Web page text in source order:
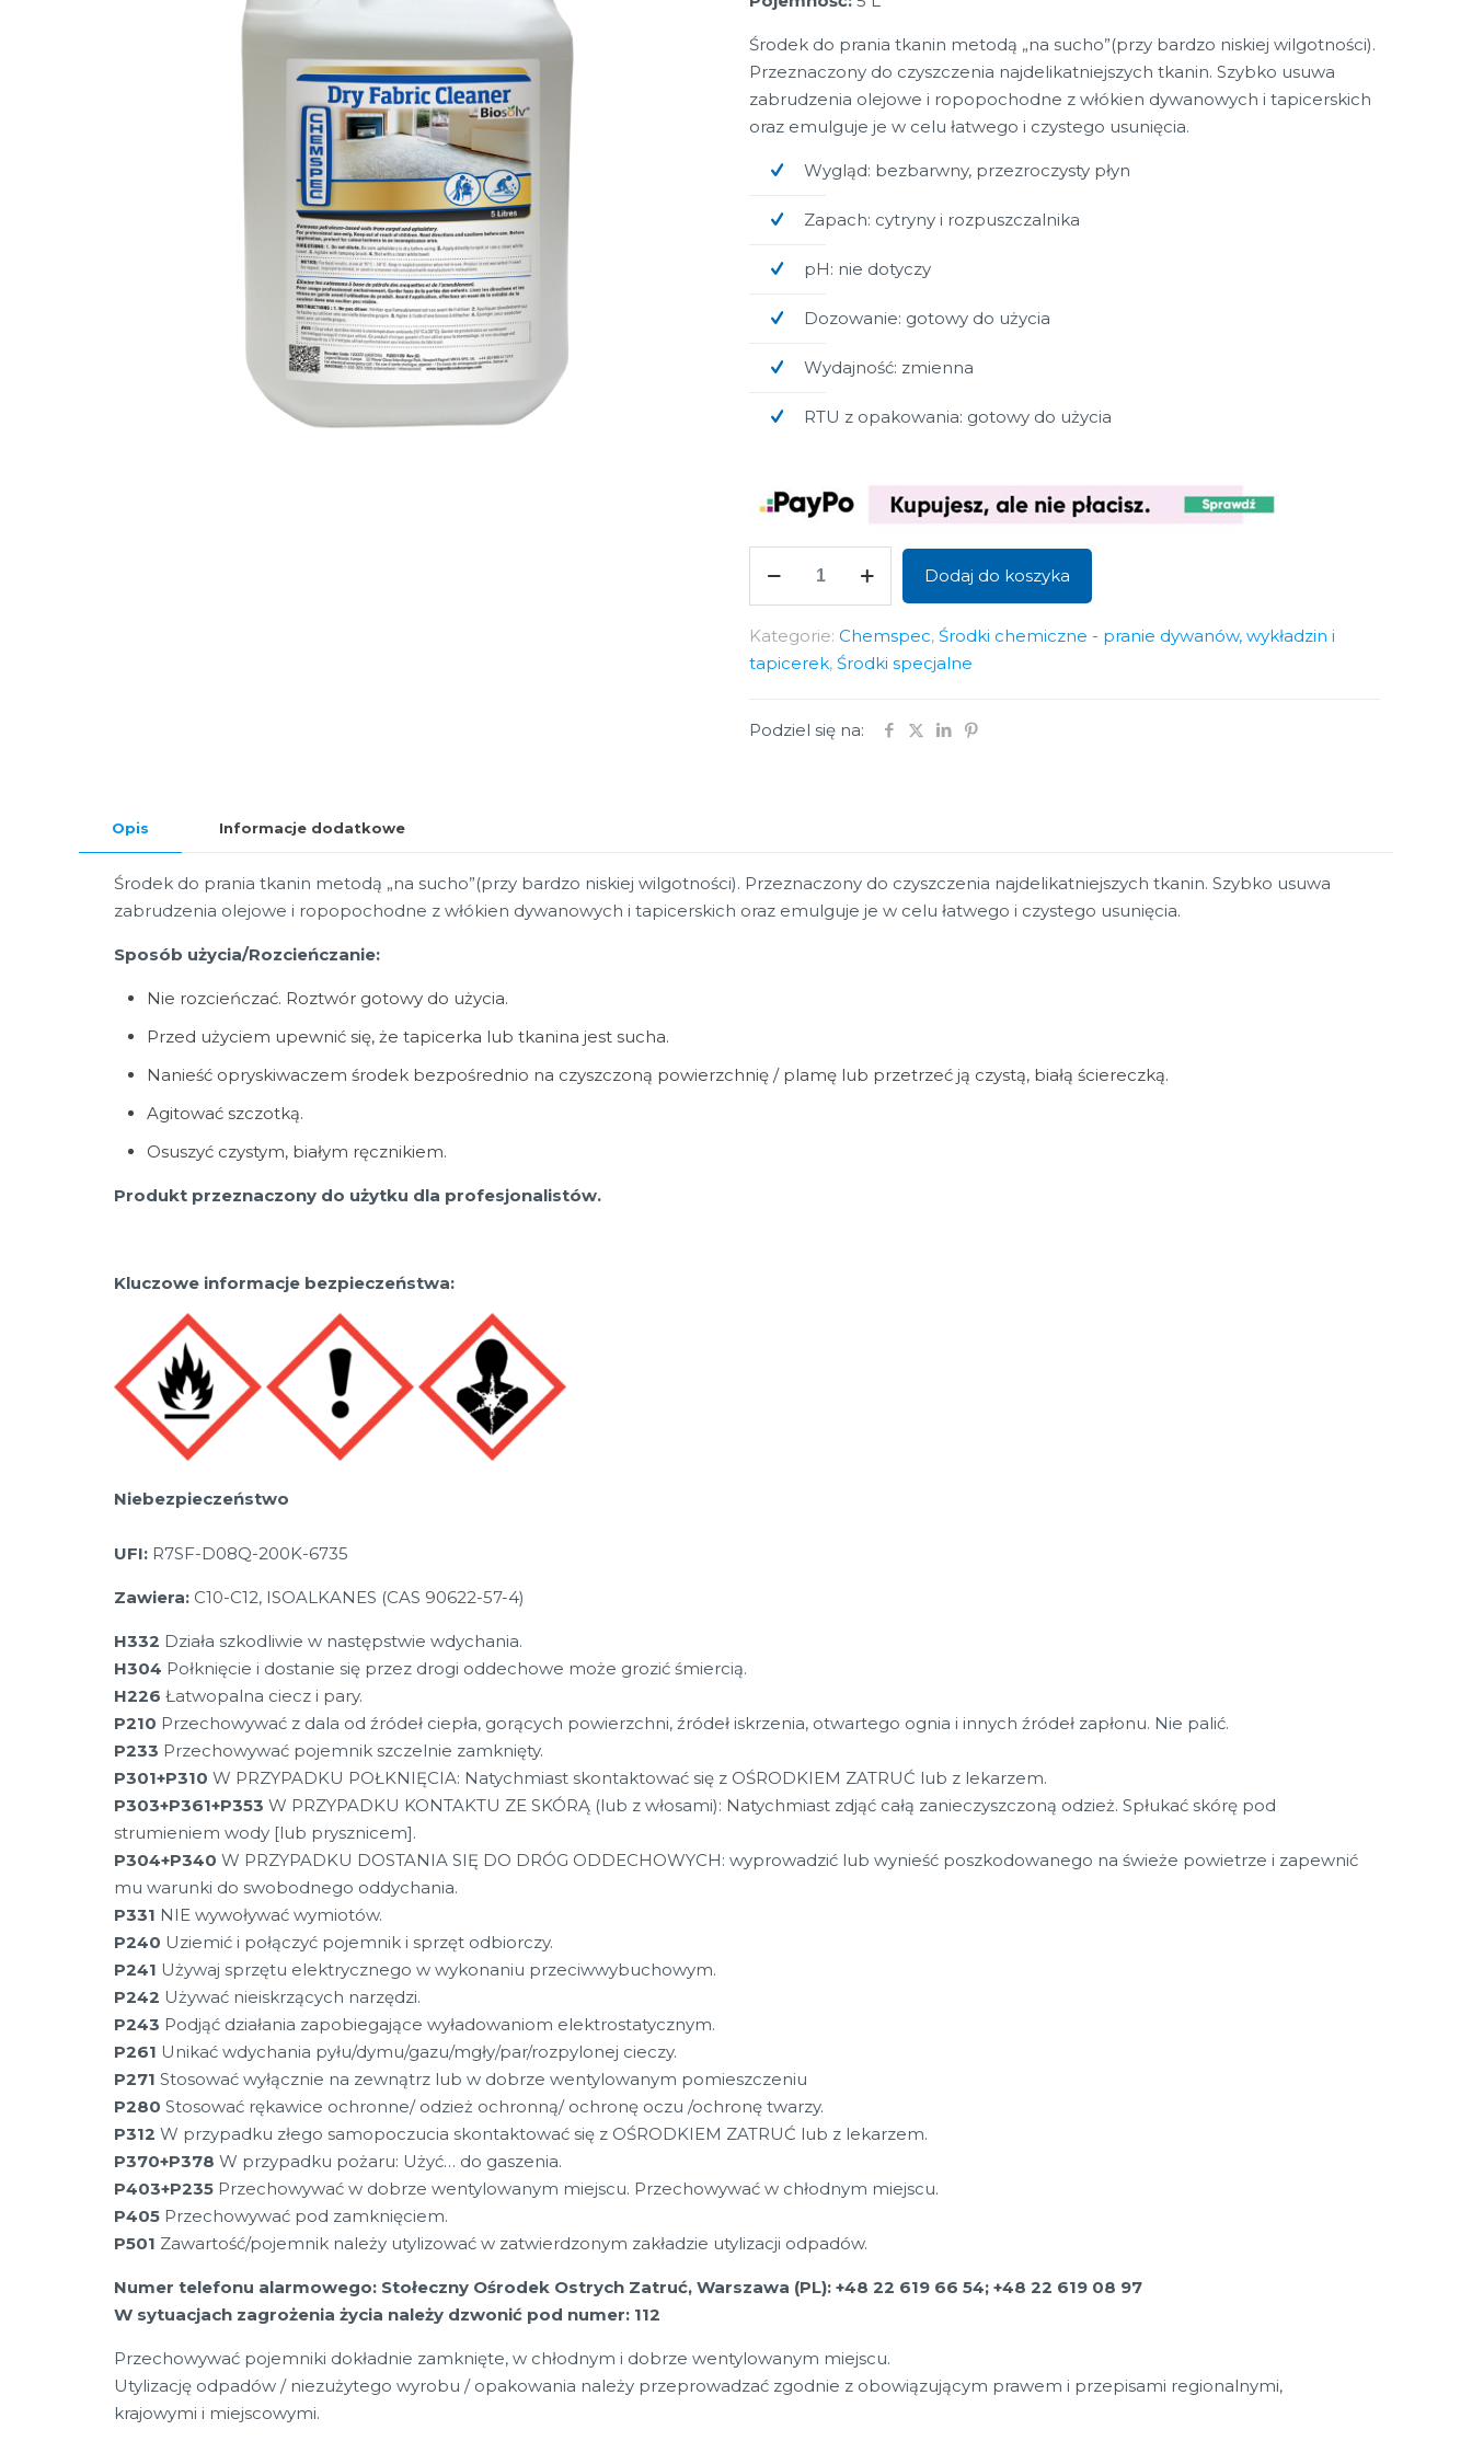
Środek do prania tkanin metodą „na sucho”(przy bardzo niskiej wilgotności).
Przeznaczony do czyszczenia najdelikatniejszych tkanin. Szybko usuwa
zabrudzenia olejowe i ropopochodne z włókien dywanowych i tapicerskich
oraz emulguje je w celu łatwego i czystego usunięcia.
Wygląd: bezbarwny, przezroczysty płyn
Zapach: cytryny i rozpuszczalnika
pH: nie dotyczy
Dozowanie: gotowy do użycia
Wydajność: zmienna
RTU z opakowania: gotowy do użycia
Cleaner
Dodaj do koszyka
Kategorie: Chemspec, Środki chemiczne - pranie dywanów, wykładzin i
tapicerek, Środki specjalne
Podziel się na:
Opis Informacje dodatkowe
Środek do prania tkanin metodą „na sucho”(przy bardzo niskiej wilgotności). Przeznaczony do czyszczenia najdelikatniejszych tkanin. Szybko usuwa
zabrudzenia olejowe i ropopochodne z włókien dywanowych i tapicerskich oraz emulguje je w celu łatwego i czystego usunięcia.
Sposób użycia/Rozcieńczanie:
Nie rozcieńczać. Roztwór gotowy do użycia.
Przed użyciem upewnić się, że tapicerka lub tkanina jest sucha.
Nanieść opryskiwaczem środek bezpośrednio na czyszczoną powierzchnię / plamę lub przetrzeć ją czystą, białą ściereczką.
Agitować szczotką.
Osuszyć czystym, białym ręcznikiem.
Produkt przeznaczony do użytku dla profesjonalistów.
Kluczowe informacje bezpieczeństwa:
Niebezpieczeństwo
UFI:R7SF-D08Q-200K-6735
Zawiera:C10-C12, ISOALKANES (CAS 90622-57-4)
H332 Działa szkodliwie w następstwie wdychania.
H304 Połknięcie i dostanie się przez drogi oddechowe może grozić śmiercią.
H226 Łatwopalna ciecz i pary.
P210 Przechowywać z dala od źródeł ciepła, gorących powierzchni, źródeł iskrzenia, otwartego ognia i innych źródeł zapłonu. Nie palić.
P233 Przechowywać pojemnik szczelnie zamknięty.
P301+P310 W PRZYPADKU POŁKNIĘCIA: Natychmiast skontaktować się z OŚRODKIEM ZATRUĆ lub z lekarzem.
P303+P361+P353 W PRZYPADKU KONTAKTU ZE SKÓRĄ (lub z włosami): Natychmiast zdjąć całą zanieczyszczoną odzież. Spłukać skórę pod
strumieniem wody [lub prysznicem].
P304+P340 W PRZYPADKU DOSTANIA SIĘ DO DRÓG ODDECHOWYCH: wyprowadzić lub wynieść poszkodowanego na świeże powietrze i zapewnić
mu warunki do swobodnego oddychania.
P331 NIE wywoływać wymiotów.
P240 Uziemić i połączyć pojemnik i sprzęt odbiorczy.
P241 Używaj sprzętu elektrycznego w wykonaniu przeciwwybuchowym.
P242 Używać nieiskrzących narzędzi.
P243 Podjąć działania zapobiegające wyładowaniom elektrostatycznym.
P261 Unikać wdychania pyłu/dymu/gazu/mgły/par/rozpylonej cieczy.
P271 Stosować wyłącznie na zewnątrz lub w dobrze wentylowanym pomieszczeniu
P280 Stosować rękawice ochronne/ odzież ochronną/ ochronę oczu /ochronę twarzy.
P312 W przypadku złego samopoczucia skontaktować się z OŚRODKIEM ZATRUĆ lub z lekarzem.
P370+P378 W przypadku pożaru: Użyć… do gaszenia.
P403+P235Przechowywać w dobrze wentylowanym miejscu. Przechowywać w chłodnym miejscu.
P405Przechowywać pod zamknięciem.
P501 Zawartość/pojemnik należy utylizować w zatwierdzonym zakładzie utylizacji odpadów.
Numer telefonu alarmowego: Stołeczny Ośrodek Ostrych Zatruć, Warszawa (PL): +48 22 619 66 54; +48 22 619 08 97
W sytuacjach zagrożenia życia należy dzwonić pod numer: 112
Przechowywać pojemniki dokładnie zamknięte, w chłodnym i dobrze wentylowanym miejscu.
Utylizację odpadów / niezużytego wyrobu / opakowania należy przeprowadzać zgodnie z obowiązującym prawem i przepisami regionalnymi,
krajowymi i miejscowymi.